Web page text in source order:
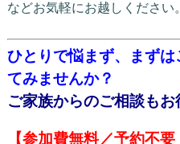
などお気軽にお越しください。
ひとりで悩まず、まず
てみませんか？
ご家族からのご相談もお
【参加費無料／予約不要